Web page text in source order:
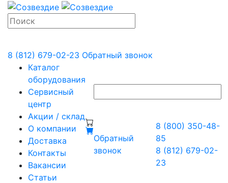
8 (812) 679-02-23 Обратный звонок
Каталог
оборудования
Сервисный
центр
Акции / склад
О компании
Доставка
Контакты
Вакансии
Статьи
Обратный
звонок
8 (800) 350-48-
85
8 (812) 679-02-
23